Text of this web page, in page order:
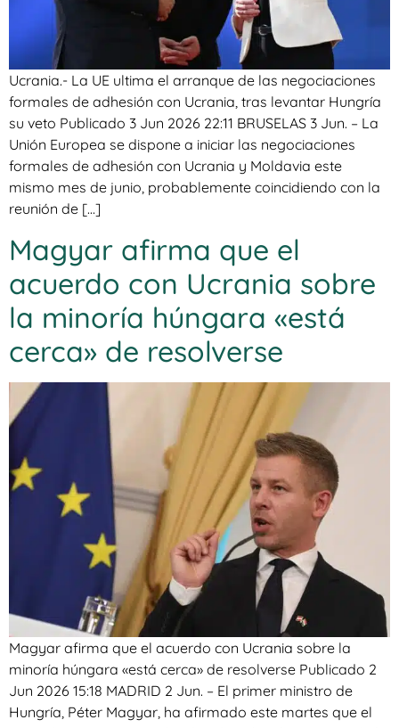
Ucrania.- La UE ultima el arranque de las negociaciones
formales de adhesión con Ucrania, tras levantar Hungría
su veto Publicado 3 Jun 2026 22:11 BRUSELAS 3 Jun. – La
Unión Europea se dispone a iniciar las negociaciones
formales de adhesión con Ucrania y Moldavia este
mismo mes de junio, probablemente coincidiendo con la
reunión de […]
Magyar afirma que el
acuerdo con Ucrania sobre
la minoría húngara «está
cerca» de resolverse
Magyar afirma que el acuerdo con Ucrania sobre la
minoría húngara «está cerca» de resolverse Publicado 2
Jun 2026 15:18 MADRID 2 Jun. – El primer ministro de
Hungría, Péter Magyar, ha afirmado este martes que el